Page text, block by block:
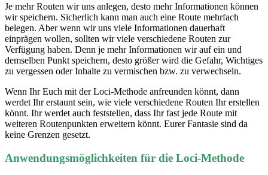
Je mehr Routen wir uns anlegen, desto mehr Informationen können
wir speichern. Sicherlich kann man auch eine Route mehrfach
belegen. Aber wenn wir uns viele Informationen dauerhaft
einprägen wollen, sollten wir viele verschiedene Routen zur
Verfügung haben. Denn je mehr Informationen wir auf ein und
demselben Punkt speichern, desto größer wird die Gefahr, Wichtiges
zu vergessen oder Inhalte zu vermischen bzw. zu verwechseln.
Wenn Ihr Euch mit der Loci-Methode anfreunden könnt, dann
werdet Ihr erstaunt sein, wie viele verschiedene Routen Ihr erstellen
könnt. Ihr werdet auch feststellen, dass Ihr fast jede Route mit
weiteren Routenpunkten erweitern könnt. Eurer Fantasie sind da
keine Grenzen gesetzt.
Anwendungsmöglichkeiten für die Loci-Methode